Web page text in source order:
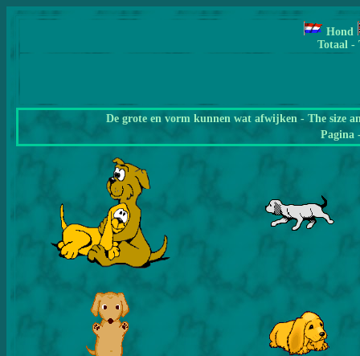
Hond
Totaal -
De grote en vorm kunnen wat afwijken - The size
Pagina